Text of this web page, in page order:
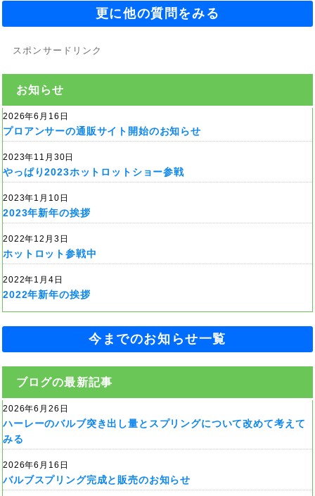
更に他の質問をみる
スポンサードリンク
お知らせ
2026年6月16日
プロアンサーの通販サイト開始のお知らせ
2023年11月30日
やっぱり2023ホットロットショー参戦
2023年1月10日
2023年新年の挨拶
2022年12月3日
ホットロット参戦中
2022年1月4日
2022年新年の挨拶
今までのお知らせ一覧
ブログの最新記事
2026年6月26日
ハーレーのバルブ突き出し量とスプリングについて改めて考えて
みる
2026年6月16日
バルブスプリング完成と販売のお知らせ